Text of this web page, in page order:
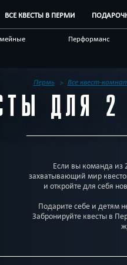
ВСЕ КВЕСТЫ В ПЕРМИ
Перформанс
Антуражные
комнаты Корпоративным
клиентам
Пермь Все квест-
ДЛЯ 2
Если вы команда из
захватывающий мир
и откройте для себя
Подарите себе и детям
Забронируйте квесты в